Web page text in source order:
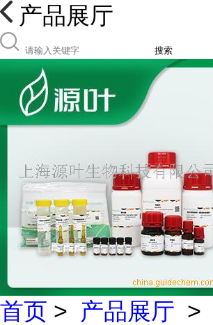
产品展厅
搜索
首页 > 产品展厅 >